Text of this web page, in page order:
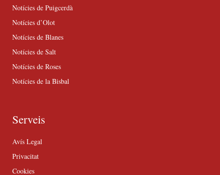
Notícies de Puigcerdà
Notícies d’Olot
Notícies de Blanes
Notícies de Salt
Notícies de Roses
Notícies de la Bisbal
Serveis
Avís Legal
Privacitat
Cookies